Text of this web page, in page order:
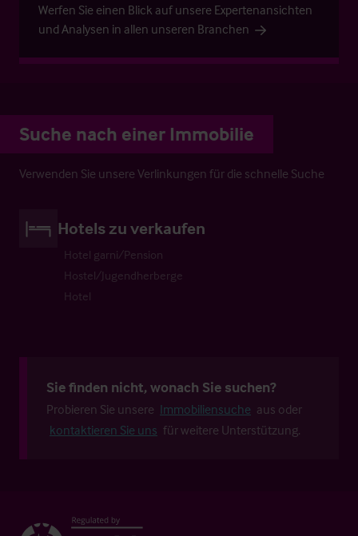
Werfen Sie einen Blick auf unsere Expertenansichten
und Analysen in allen unseren Branchen
Suche nach einer Immobilie
Verwenden Sie unsere Verlinkungen für die schnelle Suche
Hotels zu verkaufen
Hotel garni/Pension
Hostel/Jugendherberge
Hotel
Sie finden nicht, wonach Sie suchen?
Probieren Sie unsere Immobiliensuche aus oder
kontaktieren Sie uns für weitere Unterstützung.